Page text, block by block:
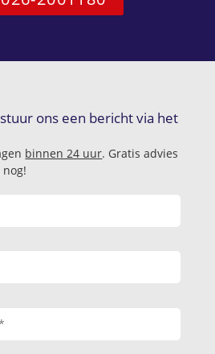
ons een bericht via het
binnen 24 uur. Gratis advies
nog!